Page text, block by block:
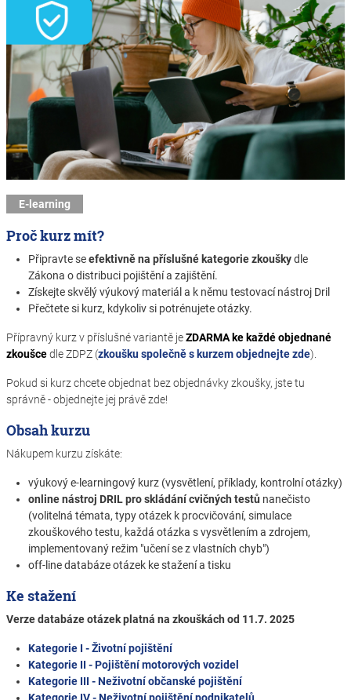
E-learning
Proč kurz mít?
Připravte seefektivně na příslušné kategorie zkouškydle
Zákona o distribuci pojištění a zajištění.
Získejte skvělý výukový materiál a k němu testovací nástroj Dril
Přečtete si kurz, kdykoliv si potrénujete otázky.
Přípravný kurz v příslušné variantě jeZDARMA ke každé objednané
zkoušcedle ZDPZ (zkoušku společně s kurzem objednejte zde).
Pokud si kurz chcete objednat bez objednávky zkoušky, jste tu
správně - objednejte jej právě zde!
Obsah kurzu
Nákupem kurzu získáte:
výukový e-learningový kurz (vysvětlení, příklady, kontrolní otázky)
online nástroj DRIL pro skládání cvičných testů nanečisto
(volitelná témata, typy otázek k procvičování, simulace
zkouškového testu, každá otázka s vysvětlením a zdrojem,
implementovaný režim "učení se z vlastních chyb")
off-line databáze otázek ke stažení a tisku
Ke stažení
Verze databáze otázek platná na zkouškách od 11.7. 2025
Kategorie I - Životní pojištění
Kategorie II - Pojištění motorových vozidel
Kategorie III - Neživotní občanské pojištění